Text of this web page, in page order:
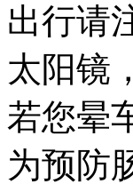
出行请
太阳镜
若您晕
为预防